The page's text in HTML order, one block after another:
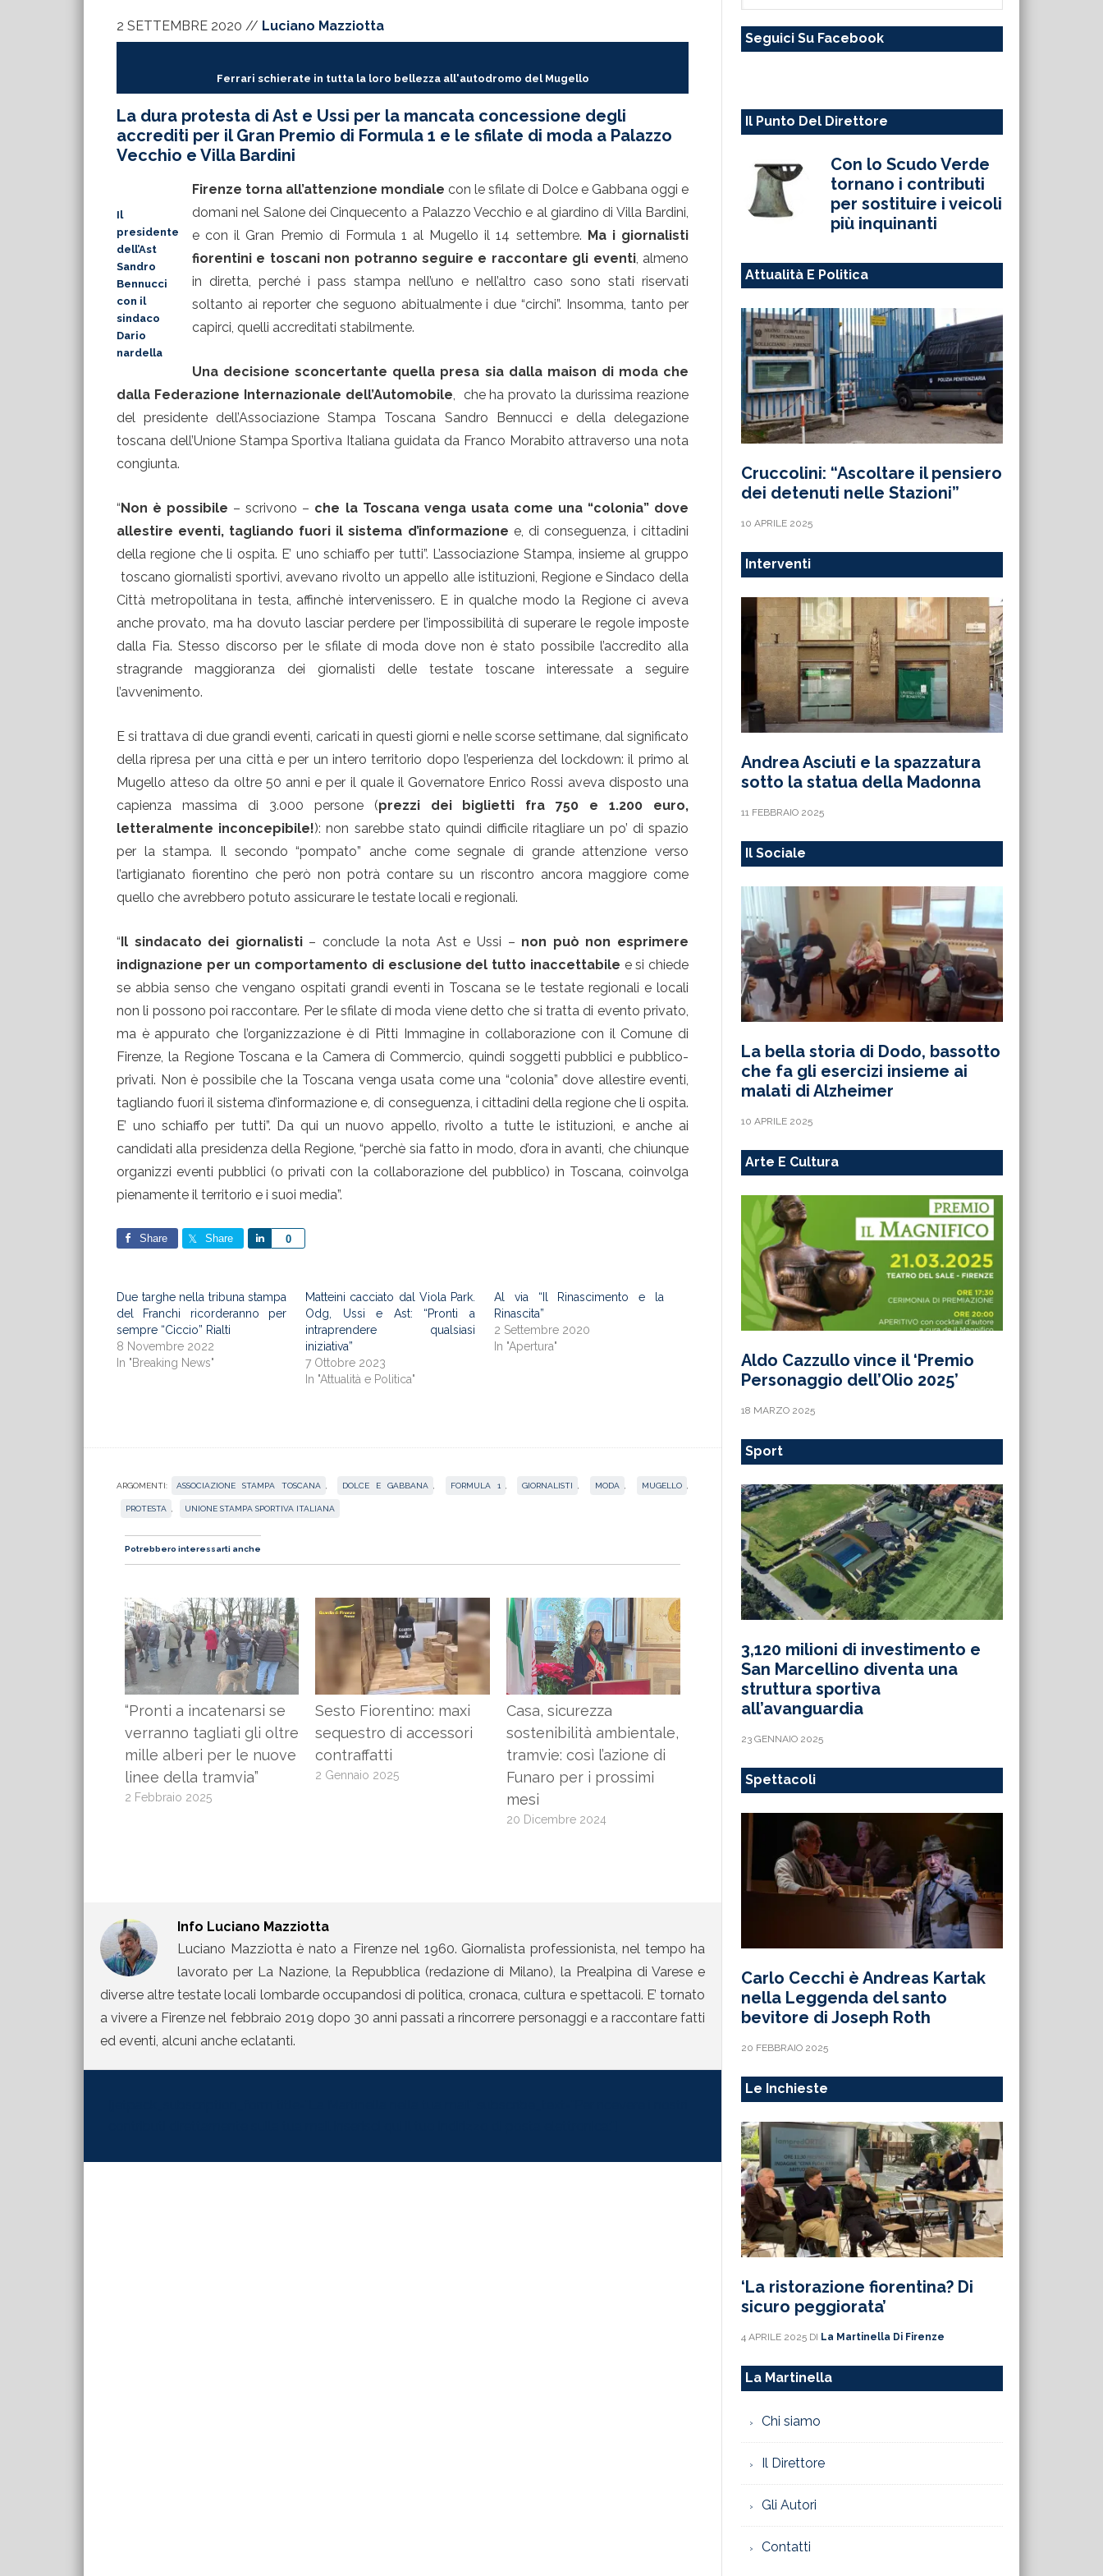
2 SETTEMBRE 2020 // Luciano Mazziotta
Ferrari schierate in tutta la loro bellezza all'autodromo del Mugello
La dura protesta di Ast e Ussi per la mancata concessione degli
accrediti per il Gran Premio di Formula 1 e le sfilate di moda a Palazzo
Vecchio e Villa Bardini
Il
presidente
dell’Ast
Sandro
Bennucci
con il
sindaco
Dario
nardella
Firenze torna all’attenzione mondiale con le sfilate di Dolce e Gabbana oggi e
domani nel Salone dei Cinquecento a Palazzo Vecchio e al giardino di Villa Bardini,
e con il Gran Premio di Formula 1 al Mugello il 14 settembre. Ma i giornalisti
fiorentini e toscani non potranno seguire e raccontare gli eventi, almeno
in diretta, perché i pass stampa nell’uno e nell’altro caso sono stati riservati
soltanto ai reporter che seguono abitualmente i due “circhi”. Insomma, tanto per
capirci, quelli accreditati stabilmente.
Una decisione sconcertante quella presa sia dalla maison di moda che
dalla Federazione Internazionale dell’Automobile, che ha provato la durissima reazione
del presidente dell’Associazione Stampa Toscana Sandro Bennucci e della delegazione
toscana dell’Unione Stampa Sportiva Italiana guidata da Franco Morabito attraverso una nota
congiunta.
“Non è possibile – scrivono – che la Toscana venga usata come una “colonia” dove
allestire eventi, tagliando fuori il sistema d’informazione e, di conseguenza, i cittadini
della regione che li ospita. E’ uno schiaffo per tutti”. L’associazione Stampa, insieme al gruppo
toscano giornalisti sportivi, avevano rivolto un appello alle istituzioni, Regione e Sindaco della
Città metropolitana in testa, affinchè intervenissero. E in qualche modo la Regione ci aveva
anche provato, ma ha dovuto lasciar perdere per l’impossibilità di superare le regole imposte
dalla Fia. Stesso discorso per le sfilate di moda dove non è stato possibile l’accredito alla
stragrande maggioranza dei giornalisti delle testate toscane interessate a seguire
l’avvenimento.
E si trattava di due grandi eventi, caricati in questi giorni e nelle scorse settimane, dal significato
della ripresa per una città e per un intero territorio dopo l’esperienza del lockdown: il primo al
Mugello atteso da oltre 50 anni e per il quale il Governatore Enrico Rossi aveva disposto una
capienza massima di 3.000 persone (prezzi dei biglietti fra 750 e 1.200 euro,
letteralmente inconcepibile!): non sarebbe stato quindi difficile ritagliare un po’ di spazio
per la stampa. Il secondo “pompato” anche come segnale di grande attenzione verso
l’artigianato fiorentino che però non potrà contare su un riscontro ancora maggiore come
quello che avrebbero potuto assicurare le testate locali e regionali.
“Il sindacato dei giornalisti– conclude la nota Ast e Ussi – non può non esprimere
indignazione per un comportamento di esclusione del tutto inaccettabile e si chiede
se abbia senso che vengano ospitati grandi eventi in Toscana se le testate regionali e locali
non li possono poi raccontare. Per le sfilate di moda viene detto che si tratta di evento privato,
ma è appurato che l’organizzazione è di Pitti Immagine in collaborazione con il Comune di
Firenze, la Regione Toscana e la Camera di Commercio, quindi soggetti pubblici e pubblico-
privati. Non è possibile che la Toscana venga usata come una “colonia” dove allestire eventi,
tagliando fuori il sistema d’informazione e, di conseguenza, i cittadini della regione che li ospita.
E’ uno schiaffo per tutti”. Da qui un nuovo appello, rivolto a tutte le istituzioni, e anche ai
candidati alla presidenza della Regione, “perchè sia fatto in modo, d’ora in avanti, che chiunque
organizzi eventi pubblici (o privati con la collaborazione del pubblico) in Toscana, coinvolga
pienamente il territorio e i suoi media”.
Share Share 0
Share
Due targhe nella tribuna stampa
del Franchi ricorderanno per
sempre “Ciccio” Rialti
8 Novembre 2022
In "Breaking News"
Matteini cacciato dal Viola Park.
Odg, Ussi e Ast: “Pronti a
intraprendere qualsiasi
iniziativa”
7 Ottobre 2023
In "Attualità e Politica"
Al via “Il Rinascimento e la
Rinascita”
2 Settembre 2020
In "Apertura"
ARGOMENTI: ASSOCIAZIONE STAMPA TOSCANA DOLCE E GABBANA FORMULA 1 GIORNALISTI MODA MUGELLO
PROTESTA UNIONE STAMPA SPORTIVA ITALIANA
Potrebbero interessarti anche
“Pronti a incatenarsi se
verranno tagliati gli oltre
mille alberi per le nuove
linee della tramvia”
2 Febbraio 2025
Sesto Fiorentino: maxi
sequestro di accessori
contraffatti
2 Gennaio 2025
Casa, sicurezza
sostenibilità ambientale,
tramvie: così l’azione di
Funaro per i prossimi
mesi
20 Dicembre 2024
Info Luciano Mazziotta
Luciano Mazziotta è nato a Firenze nel 1960. Giornalista professionista, nel tempo ha
lavorato per La Nazione, la Repubblica (redazione di Milano), la Prealpina di Varese e
diverse altre testate locali lombarde occupandosi di politica, cronaca, cultura e spettacoli. E’ tornato
a vivere a Firenze nel febbraio 2019 dopo 30 anni passati a rincorrere personaggi e a raccontare fatti
ed eventi, alcuni anche eclatanti.
sito
Seguici Su Facebook
Il Punto Del Direttore
Con lo Scudo Verde
tornano i contributi
per sostituire i veicoli
più inquinanti
Attualità E Politica
Cruccolini: “Ascoltare il pensiero
dei detenuti nelle Stazioni”
10 APRILE 2025
Interventi
Andrea Asciuti e la spazzatura
sotto la statua della Madonna
11 FEBBRAIO 2025
Il Sociale
La bella storia di Dodo, bassotto
che fa gli esercizi insieme ai
malati di Alzheimer
10 APRILE 2025
Arte E Cultura
Aldo Cazzullo vince il ‘Premio
Personaggio dell’Olio 2025’
18 MARZO 2025
Sport
3,120 milioni di investimento e
San Marcellino diventa una
struttura sportiva
all’avanguardia
23 GENNAIO 2025
Spettacoli
Carlo Cecchi è Andreas Kartak
nella Leggenda del santo
bevitore di Joseph Roth
20 FEBBRAIO 2025
Le Inchieste
‘La ristorazione fiorentina? Di
sicuro peggiorata’
4 APRILE 2025 DI La Martinella Di Firenze
La Martinella
Chi siamo
Il Direttore
Gli Autori
Contatti